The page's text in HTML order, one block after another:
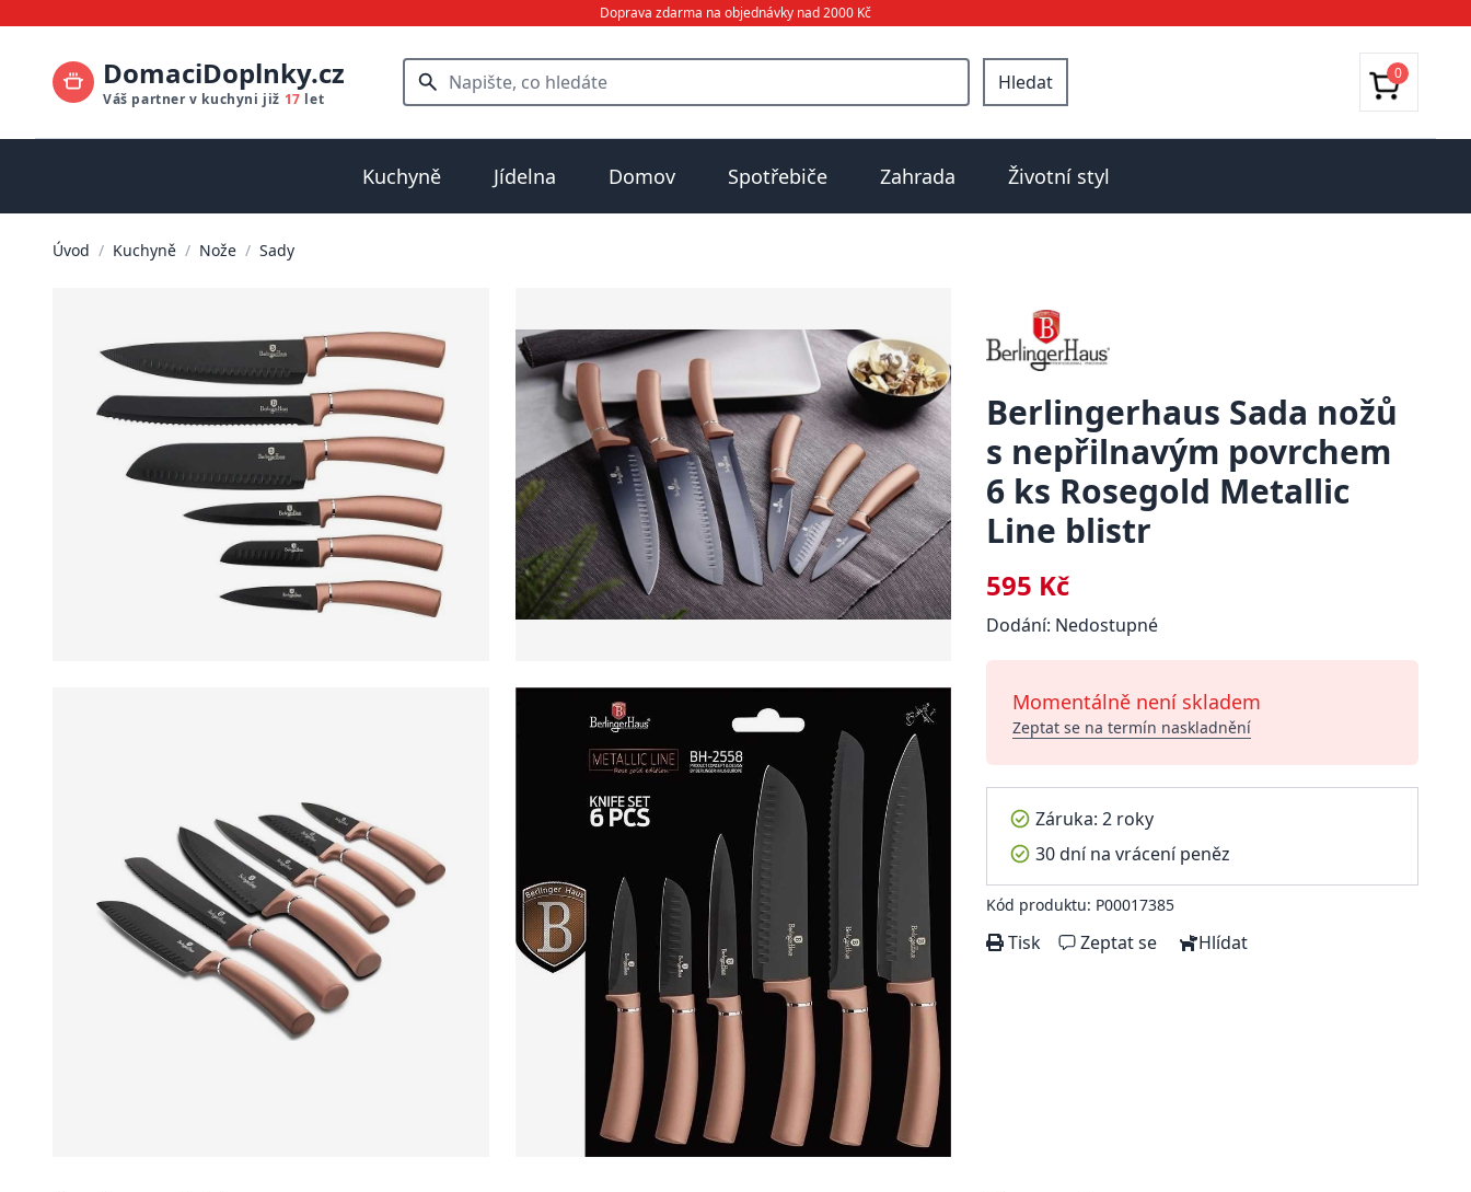
Doprava zdarma na objednávky nad 2000 Kč
DomaciDoplnky.cz
Váš partner v kuchyni již 17 let
Hledat 0
Kuchyně Jídelna Domov Spotřebiče Zahrada Životní styl
Úvod / Kuchyně / Nože / Sady
Berlingerhaus Sada nožů
s nepřilnavým povrchem
6 ks Rosegold Metallic
Line blistr
595 Kč
Dodání: Nedostupné
Momentálně není skladem
Zeptat se na termín naskladnění
Záruka: 2 roky
30 dní na vrácení peněz
Kód produktu: P00017385
Tisk Zeptat se Hlídat